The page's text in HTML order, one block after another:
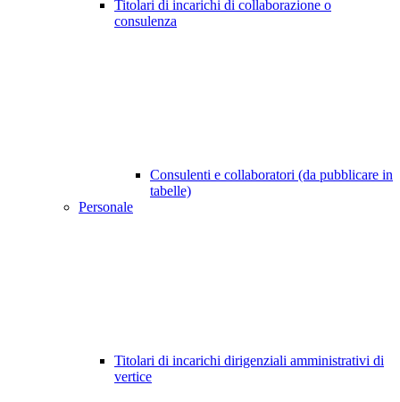
Titolari di incarichi di collaborazione o
consulenza
Consulenti e collaboratori (da pubblicare in
tabelle)
Personale
Titolari di incarichi dirigenziali amministrativi di
vertice